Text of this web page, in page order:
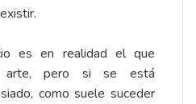
es en realidad el que
arte, pero si se está
como suele suceder